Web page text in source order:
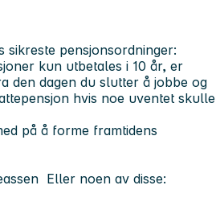
pensjonsordninger:
kun utbetales i 10 år, er
den dagen du slutter å jobbe og
hvis noe uventet skulle
på å forme framtidens
Eller noen av disse: